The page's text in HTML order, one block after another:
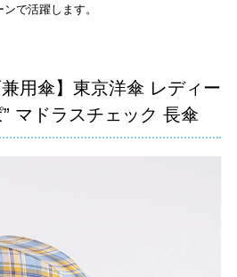
で活躍します。
用傘】東京洋傘 レディー
マドラスチェック 長傘